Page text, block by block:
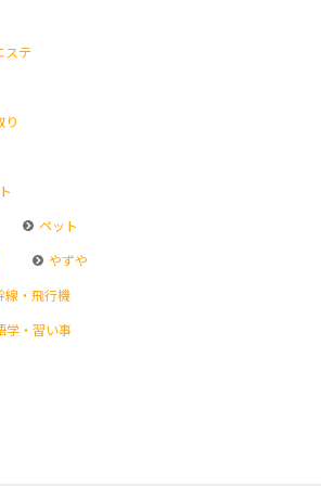
ステ
り
ペット
やずや
線・飛行機
学・習い事